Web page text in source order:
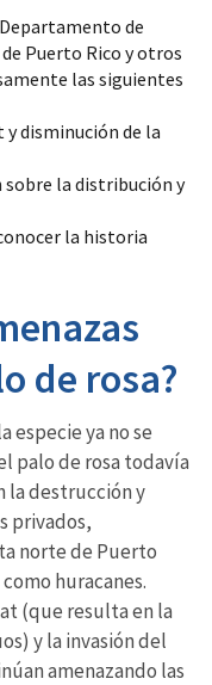
de
Puerto Rico y otros
las siguientes
disminución de la
la distribución y
la historia
de rosa?
especie ya no se
palo de rosa todavía
la destrucción y
privados,
norte de Puerto
huracanes.
(que resulta en la
y la invasión del
amenazando las